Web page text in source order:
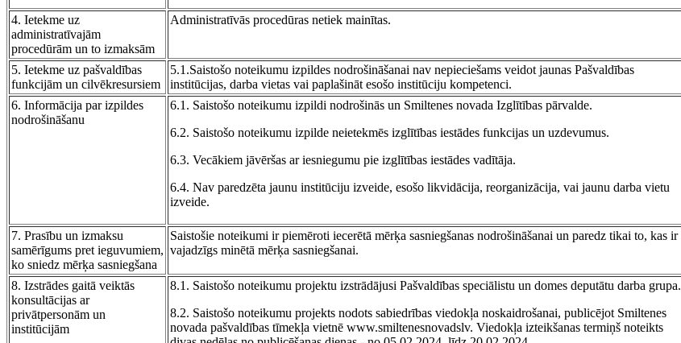
4. Ietekme uz
administratīvajām
procedūrām un to izmaksām
Administratīvās procedūras netiek mainītas.
5. Ietekme uz pašvaldības
funkcijām un cilvēkresursiem
5.1.Saistošo noteikumu izpildes nodrošināšanai nav nepieciešams veidot jaunas Pašvaldības
institūcijas, darba vietas vai paplašināt esošo institūciju kompetenci.
6. Informācija par izpildes
nodrošināšanu
6.1. Saistošo noteikumu izpildi nodrošinās un Smiltenes novada Izglītības pārvalde.
6.2. Saistošo noteikumu izpilde neietekmēs izglītības iestādes funkcijas un uzdevumus.
6.3. Vecākiem jāvēršas ar iesniegumu pie izglītības iestādes vadītāja.
6.4. Nav paredzēta jaunu institūciju izveide, esošo likvidācija, reorganizācija, vai jaunu darba vietu
izveide.
7. Prasību un izmaksu
samērīgums pret ieguvumiem,
ko sniedz mērķa sasniegšana
Saistošie noteikumi ir piemēroti iecerētā mērķa sasniegšanas nodrošināšanai un paredz tikai to, kas ir
vajadzīgs minētā mērķa sasniegšanai.
8. Izstrādes gaitā veiktās
konsultācijas ar
privātpersonām un
institūcijām
8.1. Saistošo noteikumu projektu izstrādājusi Pašvaldības speciālistu un domes deputātu darba grupa.
8.2. Saistošo noteikumu projekts nodots sabiedrības viedokļa noskaidrošanai, publicējot Smiltenes
novada pašvaldības tīmekļa vietnē www.smiltenesnovadslv. Viedokļa izteikšanas termiņš noteikts